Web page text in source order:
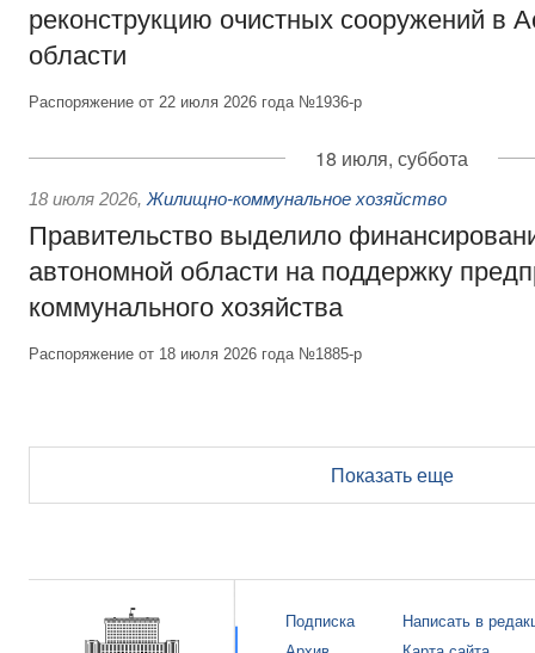
реконструкцию очистных сооружений в
области
Распоряжение от 22 июля 2026 года №1936-р
18 июля, суббота
18 июля 2026, Жилищно-коммунальное хозяйство
Правительство выделило
автономной области на поддержку
коммунального хозяйства
Распоряжение от 18 июля 2026 года №1885-р
Показать еще
Подписка
Написать в